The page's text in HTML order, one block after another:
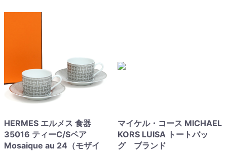
HERMES エルメス 食器
35016 ティーC/Sペア
Mosaique au 24（モザイ
マイケル・コース MICHAEL
KORS LUISA トートバッ
グ ブランド